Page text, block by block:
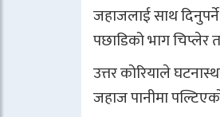
जहाजलाई साथ
पछाडिको भाग
उत्तर कोरियाले
जहाज पानीमा